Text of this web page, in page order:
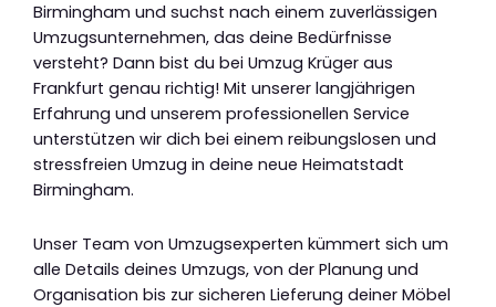
Birmingham und suchst nach einem zuverlässigen
Umzugsunternehmen, das deine Bedürfnisse
versteht? Dann bist du bei Umzug Krüger aus
Frankfurt genau richtig! Mit unserer langjährigen
Erfahrung und unserem professionellen Service
unterstützen wir dich bei einem reibungslosen und
stressfreien Umzug in deine neue Heimatstadt
Birmingham.
Unser Team von Umzugsexperten kümmert sich um
alle Details deines Umzugs, von der Planung und
Organisation bis zur sicheren Lieferung deiner Möbel